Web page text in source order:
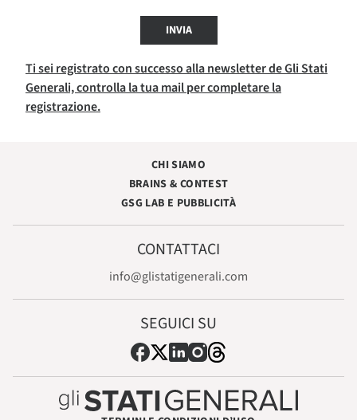
INVIA
Ti sei registrato con successo alla newsletter de Gli Stati
Generali, controlla la tua mail per completare la
registrazione.
CHI SIAMO
BRAINS & CONTEST
GSG LAB E PUBBLICITÀ
CONTATTACI
info@glistatigenerali.com
SEGUICI SU